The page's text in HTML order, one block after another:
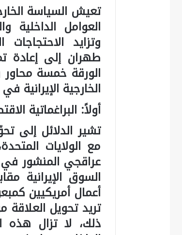
تعيش السياسة
العوامل الداخلية
وتزايد
طهران إلى إعادة
الورقة خمسة
الخارجية الإيرانية
أولاً: البراغماتية
تشير الدلائل إلى
مع الولايات
عراقجي المنشور
السوق الإيرانية
أعمال أمريكيين
تريد تحويل
ذلك، لا تزال هذه